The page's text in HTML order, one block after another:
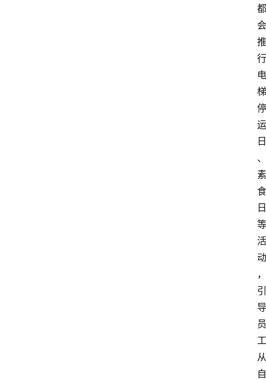
都
会
推
行
电
梯
停
运
日
、
素
食
日
等
活
动
，
引
导
员
工
从
自